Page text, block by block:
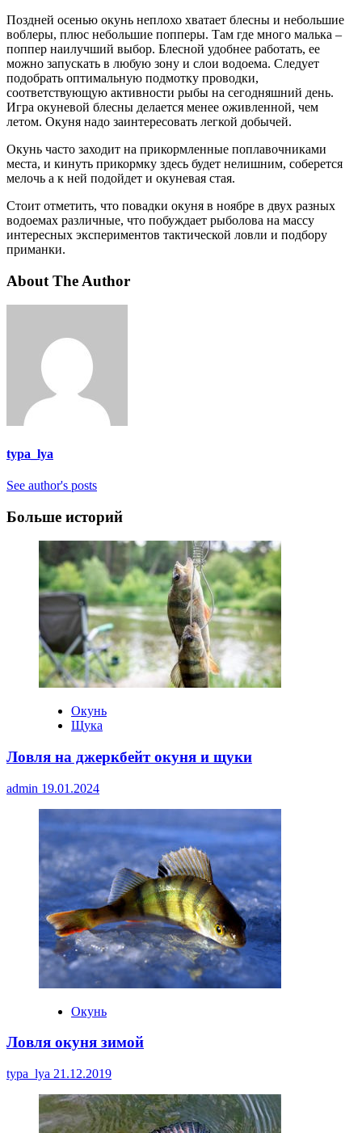
Поздней осенью окунь неплохо хватает блесны и небольшие
воблеры, плюс небольшие попперы. Там где много малька –
поппер наилучший выбор. Блесной удобнее работать, ее
можно запускать в любую зону и слои водоема. Следует
подобрать оптимальную подмотку проводки,
соответствующую активности рыбы на сегодняшний день.
Игра окуневой блесны делается менее оживленной, чем
летом. Окуня надо заинтересовать легкой добычей.
Окунь часто заходит на прикормленные поплавочниками
места, и кинуть прикормку здесь будет нелишним, соберется
мелочь а к ней подойдет и окуневая стая.
Стоит отметить, что повадки окуня в ноябре в двух разных
водоемах различные, что побуждает рыболова на массу
интересных экспериментов тактической ловли и подбору
приманки.
About The Author
typa_lya
See author's posts
Больше историй
Окунь
Щука
Ловля на джеркбейт окуня и щуки
admin 19.01.2024
Окунь
Ловля окуня зимой
typa_lya 21.12.2019